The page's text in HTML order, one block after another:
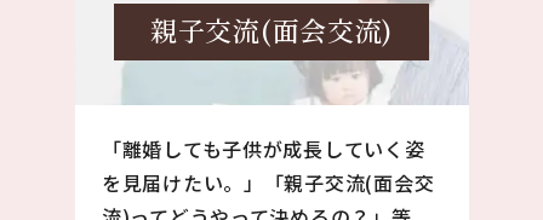
親子交流(面会交流)
「離婚しても子供が成長していく姿
を見届けたい。」「親子交流(面会交